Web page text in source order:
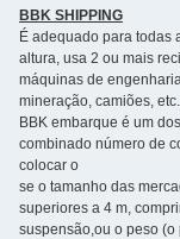
BBK SHIPPING
É adequado para todas
altura, usa 2 ou mais
máquinas de
mineração, camiões, etc.
BBK embarque é um
combinado número de
colocar o
se o tamanho das
superiores a 4 m,
suspensão,ou o peso